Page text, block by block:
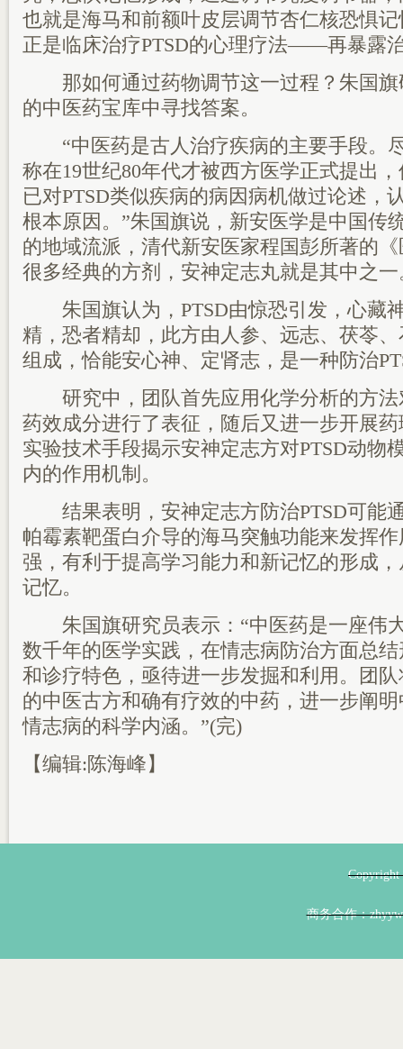
也就是海马和前额叶皮层调节杏仁核恐惧
正是临床治疗PTSD的心理疗法——再暴露
那如何通过药物调节这一过程？朱国旗
的中医药宝库中寻找答案。
“中医药是古人治疗疾病的主要手段。
称在19世纪80年代才被西方医学正式提出
已对PTSD类似疾病的病因病机做过论述，
根本原因。”朱国旗说，新安医学是中国传
的地域流派，清代新安医家程国彭所著的
很多经典的方剂，安神定志丸就是其中之一
朱国旗认为，PTSD由惊恐引发，心藏
精，恐者精却，此方由人参、远志、茯苓
组成，恰能安心神、定肾志，是一种防治
研究中，团队首先应用化学分析的方法
药效成分进行了表征，随后又进一步开展
实验技术手段揭示安神定志方对PTSD动物
内的作用机制。
结果表明，安神定志方防治PTSD可能
帕霉素靶蛋白介导的海马突触功能来发挥
强，有利于提高学习能力和新记忆的形成
记忆。
朱国旗研究员表示：“中医药是一座伟
数千年的医学实践，在情志病防治方面总
和诊疗特色，亟待进一步发掘和利用。团
的中医古方和确有疗效的中药，进一步阐明
情志病的科学内涵。”(完)
【编辑:陈海峰】
商务合作：